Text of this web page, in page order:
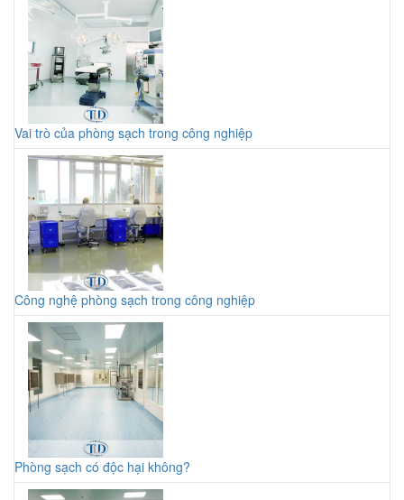
Vai trò của phòng sạch trong công nghiệp
Công nghệ phòng sạch trong công nghiệp
Phòng sạch có độc hại không?